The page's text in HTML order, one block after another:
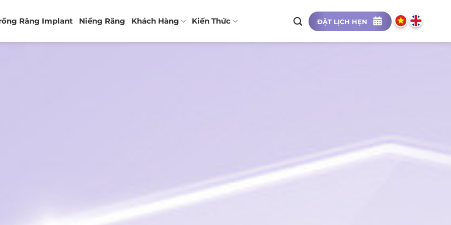
Răng Implant Niềng Răng Khách Hàng Kiến Thức ĐẶT LỊCH HẸN